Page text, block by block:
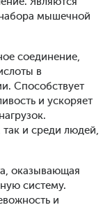
мышечной
соединение,
в
Способствует
и ускоряет
так и среди людей,
оказывающая
систему.
и